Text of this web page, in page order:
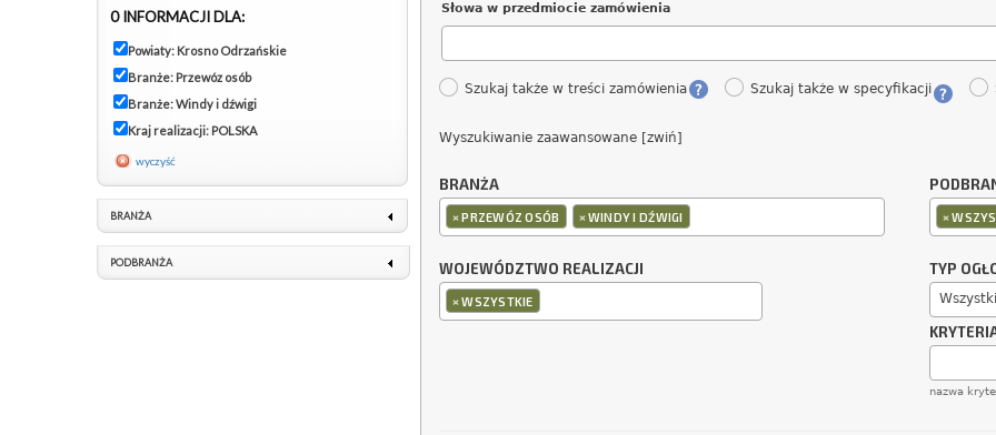
Słowa w przedmiocie zamówienia
Szukaj także w treści zamówienia Szukaj także w specyfikacji
Wyszukiwanie zaawansowane [zwiń]
BRANŻA
×PRZEWÓZ OSÓB ×WINDY I DŹWIGI ×
WOJEWÓDZTWO REALIZACJI
×WSZYSTKIE
TYP
nazwa
0 INFORMACJI DLA:
Powiaty: Krosno Odrzańskie
Branże: Przewóz osób
Branże: Windy i dźwigi
Kraj realizacji: POLSKA
wyczyść
BRANŻA
PODBRANŻA